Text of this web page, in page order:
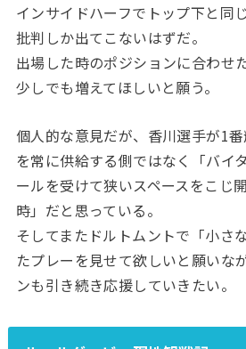
インサイドハーフでトップ下と同
批判しか出てこないはずだ。
出場した時のポジションに合わせ
少しでも増えてほしいと願う。
個人的な意見だが、香川選手が1
を常に供給する側ではなく「バイ
ールを受けて狭いスペースをこじ
時」だと思っている。
そしてまたドルトムントで「小さ
たプレーを見せて欲しいと願いな
ンも引き続き応援していきたい。